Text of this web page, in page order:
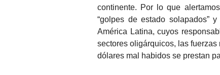
continente. Por lo que
“golpes de estado solapados”
América Latina, cuyos
sectores oligárquicos, las fuerzas
dólares mal habidos se prestan